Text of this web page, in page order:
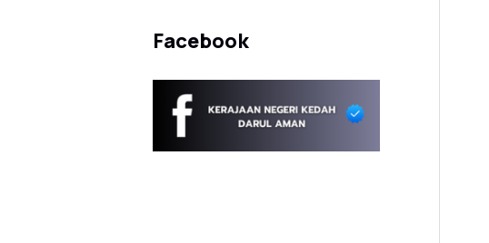
Facebook